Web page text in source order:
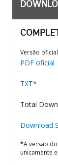
Versão
PDF oficial
TXT*
Total
Download
*A versão
unicamente